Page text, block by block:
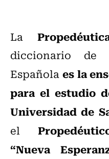
La
diccionario de
Españolaes la
para el estudio
Universidad de
el
“Nueva